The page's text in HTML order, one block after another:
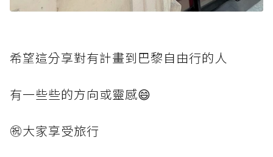
希望這分享對有計畫到巴黎自由行的人
有一些些的方向或靈感😄
㊗️大家享受旅行